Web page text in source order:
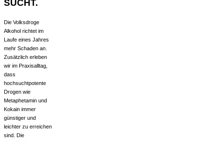
SUCHT.
Die Volksdroge
Alkohol richtet im
Laufe eines Jahres
mehr Schaden an.
Zusätzlich erleben
wir im Praxisalltag,
dass
hochsuchtpotente
Drogen wie
Metaphetamin und
Kokain immer
günstiger und
leichter zu erreichen
sind. Die